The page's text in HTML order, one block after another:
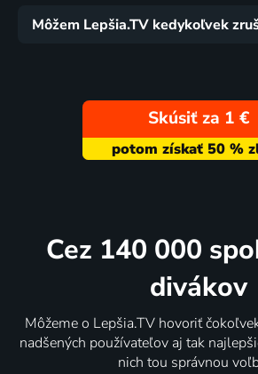
Môžem Lepšia.TV kedykoľvek
Skúsiť za 1 €
Cez 140 000
divákov
Môžeme o Lepšia.TV hovoriť
nadšených používateľov aj tak
nich tou správnou